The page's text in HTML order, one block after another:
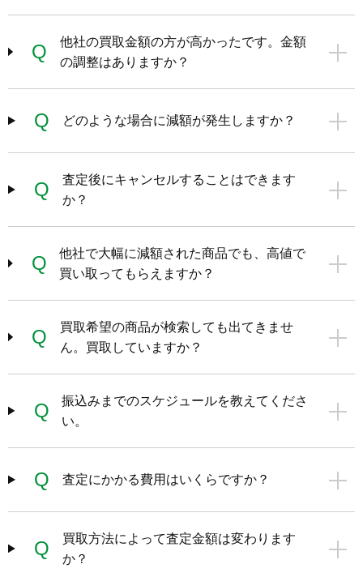
Q
他社の買取金額の方が高かったです。金額
の調整はありますか？
Q どのような場合に減額が発生しますか？
Q
査定後にキャンセルすることはできます
か？
Q
他社で大幅に減額された商品でも、高値で
買い取ってもらえますか？
Q
買取希望の商品が検索しても出てきませ
ん。買取していますか？
Q
振込みまでのスケジュールを教えてくださ
い。
Q 査定にかかる費用はいくらですか？
Q
買取方法によって査定金額は変わります
か？